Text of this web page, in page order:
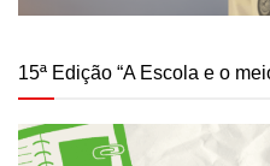
15ª Edição “A Escola e o